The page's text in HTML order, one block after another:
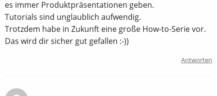
es immer Produktpräsentationen geben.
Tutorials sind unglaublich aufwendig.
Trotzdem habe in Zukunft eine große How-to-Serie vor.
Das wird dir sicher gut gefallen :-))
Antworten